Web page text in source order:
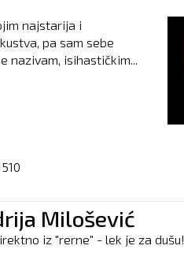
najstarija i
pa sam sebe
nazivam, isihastičkim...
Milošević
iz "rerne" - lek je za dušu!